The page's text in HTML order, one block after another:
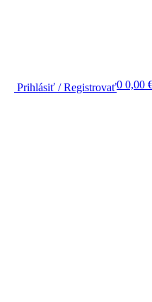
Prihlásiť / Registrovať0 0,00